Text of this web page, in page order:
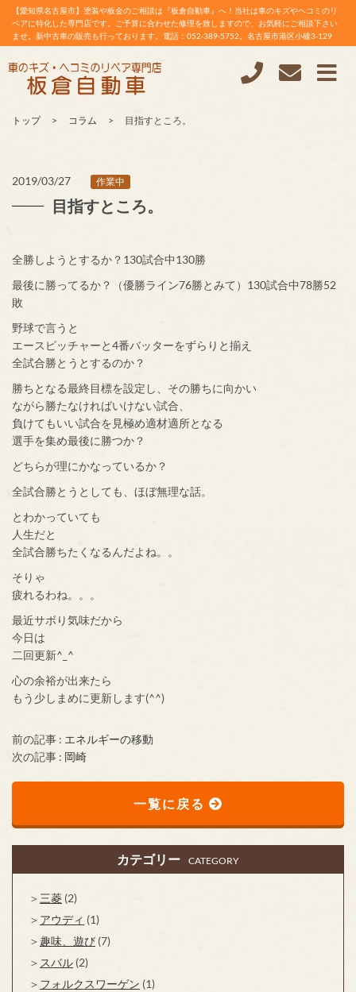
【愛知県名古屋市】塗装や板金のご相談は『板倉自動車』へ！当社は車のキズやヘコミのリ
ペアに特化した専門店です。ご予算に合わせた修理を致しますので、お気軽にご相談下さい
ませ。新中古車の販売も行っております。電話：052-389-5752。名古屋市港区小碓3-129
トップ コラム 目指すところ。
2019/03/27 作業中
目指すところ。
全勝しようとするか？130試合中130勝
最後に勝ってるか？（優勝ライン76勝とみて）130試合中78勝52
敗
野球で言うと
エースピッチャーと4番バッターをずらりと揃え
全試合勝とうとするのか？
勝ちとなる最終目標を設定し、その勝ちに向かい
ながら勝たなければいけない試合、
負けてもいい試合を見極め適材適所となる
選手を集め最後に勝つか？
どちらが理にかなっているか？
全試合勝とうとしても、ほぼ無理な話。
とわかっていても
人生だと
全試合勝ちたくなるんだよね。。
そりゃ
疲れるわね。。。
最近サボり気味だから
今日は
二回更新^_^
心の余裕が出来たら
もう少しまめに更新します(^^)
前の記事 : エネルギーの移動
次の記事 : 岡崎
一覧に戻る
カテゴリー CATEGORY
三菱 (2)
アウディ (1)
趣味、遊び (7)
スバル (2)
フォルクスワーゲン (1)